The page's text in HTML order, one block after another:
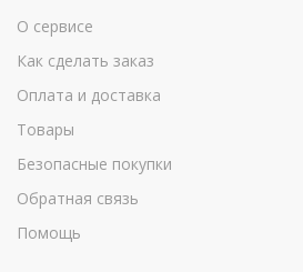
О сервисе
Как сделать заказ
Оплата и доставка
Товары
Безопасные покупки
Обратная связь
Помощь